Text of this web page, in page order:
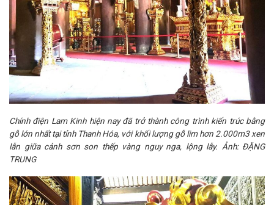
Chính điện Lam Kinh hiện nay đã trở thành công trình kiến trúc bằng
gỗ lớn nhất tại tỉnh Thanh Hóa, với khối lượng gỗ lim hơn 2.000m3 xen
lẫn giữa cảnh sơn son thếp vàng nguy nga, lộng lẫy. Ảnh: ĐẶNG
TRUNG